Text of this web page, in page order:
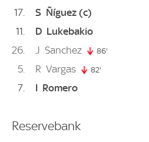
17 S Ñíguez (c)
11
D Lukebakio
26
J Sanchez 86'
5 R Vargas 82'
7 I Romero
Reservebank